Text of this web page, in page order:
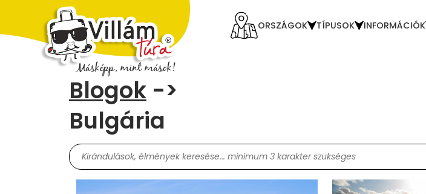
ORSZÁGOK TÍPUSOK INFORMÁCIÓK
Blogok ->
Bulgária